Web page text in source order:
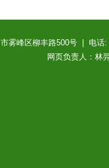
雾峰区柳丰路500号 | 电话
网页负责人：林